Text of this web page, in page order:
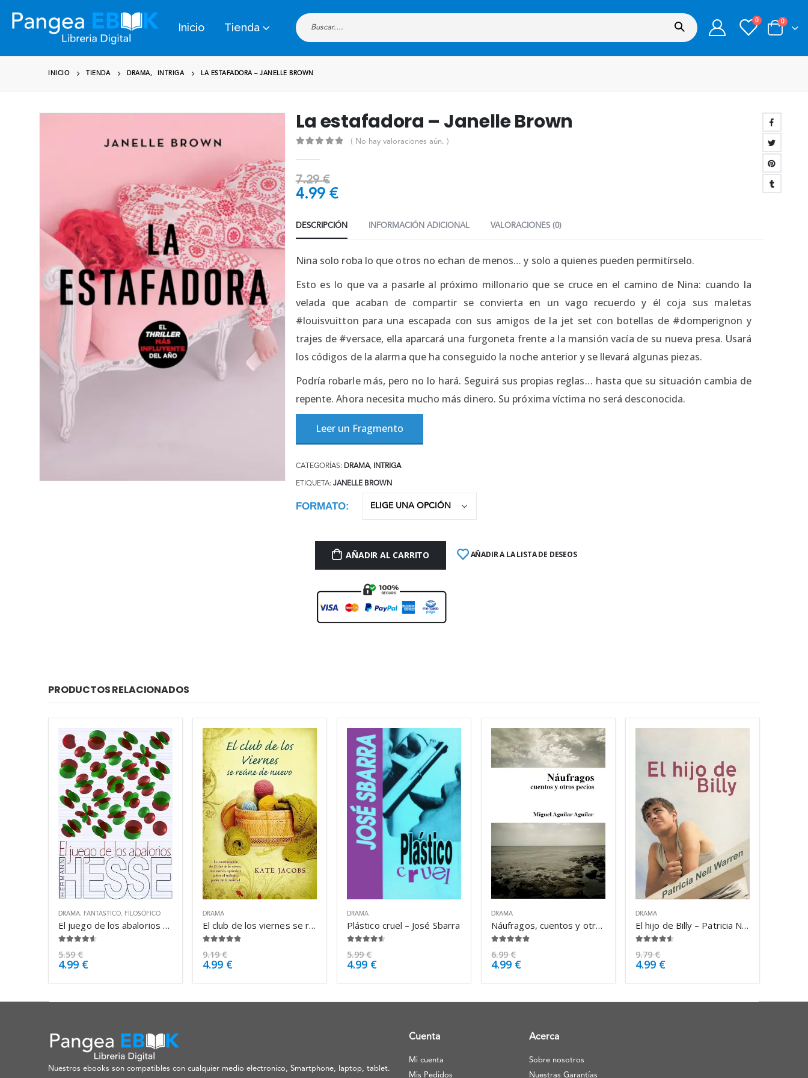
Inicio Tienda
0 0
INICIO TIENDA DRAMA , INTRIGA LA ESTAFADORA – JANELLE BROWN
La estafadora – Janelle Brown
( No hay valoraciones aún. )
7.29€
4.99 €
DESCRIPCIÓN INFORMACIÓN ADICIONAL VALORACIONES (0)
Nina solo roba lo que otros no echan de menos… y solo a quienes pueden permitírselo.
Esto es lo que va a pasarle al próximo millonario que se cruce en el camino de Nina: cuando la
velada que acaban de compartir se convierta en un vago recuerdo y él coja sus maletas
#louisvuitton para una escapada con sus amigos de la jet set con botellas de #domperignon y
trajes de #versace, ella aparcará una furgoneta frente a la mansión vacía de su nueva presa. Usará
los códigos de la alarma que ha conseguido la noche anterior y se llevará algunas piezas.
Podría robarle más, pero no lo hará. Seguirá sus propias reglas… hasta que su situación cambia de
repente. Ahora necesita mucho más dinero. Su próxima víctima no será desconocida.
Leer un Fragmento
CATEGORÍAS: DRAMA, INTRIGA
ETIQUETA: JANELLE BROWN
FORMATO
AÑADIR AL CARRITO AÑADIR A LA LISTA DE DESEOS
PRODUCTOS RELACIONADOS
DRAMA FANTÁSTICO FILOSÓFICO
El juego de los abalorios – Hermann Hesse
5.59€
4.99 €
DRAMA
El club de los viernes se reúne de nuevo – Kate Jacobs
9.19€
4.99 €
DRAMA
Plástico cruel – José Sbarra
5.99€
4.99 €
DRAMA
Náufragos, cuentos y otros pecios – Miguel Aguilar Aguilar
6.99€
4.99 €
DRAMA
El hijo de Billy – Patricia Nell Warren
9.79€
4.99 €
Nuestros ebooks son compatibles con cualquier medio electronico, Smartphone, laptop, tablet.
Cuenta
Mi cuenta
Mis Pedidos
Acerca
Sobre nosotros
Nuestras Garantías